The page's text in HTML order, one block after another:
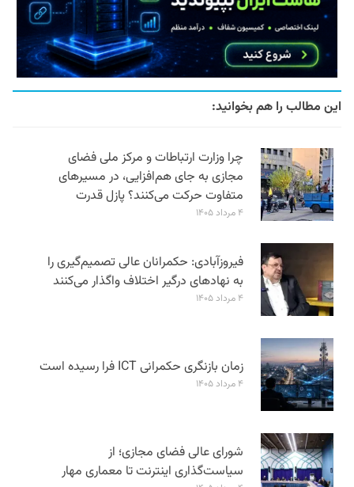
این مطالب را هم بخوانید:
چرا وزارت ارتباطات و مرکز ملی فضای
مجازی به جای هم‌افزایی، در مسیرهای
متفاوت حرکت می‌کنند؟ پازل قدرت
۴ مرداد ۱۴۰۵
فیروزآبادی: حکمرانان عالی تصمیم‌گیری را
به نهادهای درگیر اختلاف واگذار می‌کنند
۴ مرداد ۱۴۰۵
زمان بازنگری حکمرانی ICT فرا رسیده است
۴ مرداد ۱۴۰۵
شورای عالی فضای مجازی؛ از
سیاست‌گذاری اینترنت تا معماری مهار